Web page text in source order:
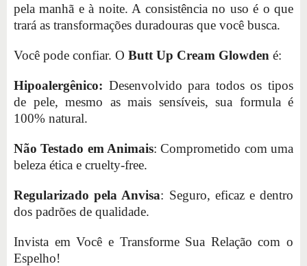
pela manhã e à noite. A consistência no uso é o que
trará as transformações duradouras que você busca.
Você pode confiar. O Butt Up Cream Glowden é:
Hipoalergênico: Desenvolvido para todos os tipos
de pele, mesmo as mais sensíveis, sua formula é
100% natural.
Não Testado em Animais: Comprometido com uma
beleza ética e cruelty-free.
Regularizado pela Anvisa: Seguro, eficaz e dentro
dos padrões de qualidade.
Invista em Você e Transforme Sua Relação com o
Espelho!